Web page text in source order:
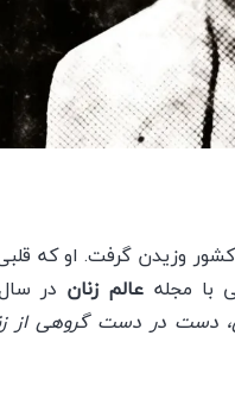
وزیدن گرفت. او که
با مجله عالم زنان
دست در دست گروهی از